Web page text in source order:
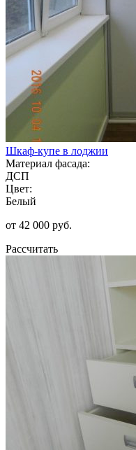
Шкаф-купе в лоджии
Материал фасада:
ДСП
Цвет:
Белый
от 42 000 руб.
Рассчитать